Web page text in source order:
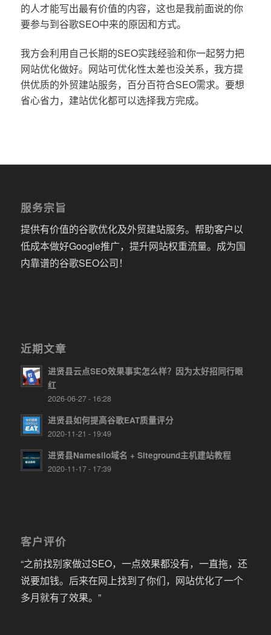
的人才能写出最有价值的内容，这也是我前面说的你
要参与到谷歌SEO中来的原因和方式。
我方会利用自己长期的SEO实践经验和你一起努力把
网站优化做好。网站可优化性太差也没关系，我方提
供优质的外贸建站服务，百分百符合SEO需求。要想
省心省力，建站优化都可以选择我方完成。
服务宗旨
提供有价值的谷歌优化及外贸建站服务。帮助客户以
低成本做好Google推广，提升网站权重流量。成为国
内靠谱的谷歌SEO公司！
近期文章
进贤县云点SEO效果事实怎么样？因为太好招同行眼
红
2026-06-27 - 16:28
进贤县如何提高谷歌EAT质量评分
2020-11-21 - 19:49
进贤县Namesilo域名 + Siteground主机建站教程
2020-11-17 - 17:39
客户评价
“之前找别家做过SEO，一点效果都没有，一直拖，还
说要加钱。后来在网上找到了你们，网站优化了一个
多月就有了效果。”